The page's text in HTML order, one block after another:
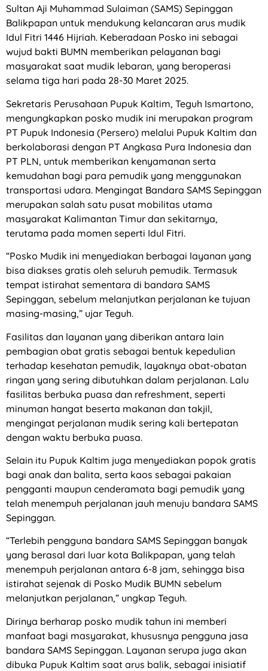
Sultan Aji Muhammad Sulaiman (SAMS) Sepinggan
Balikpapan untuk mendukung kelancaran arus mudik
Idul Fitri 1446 Hijriah. Keberadaan Posko ini sebagai
wujud bakti BUMN memberikan pelayanan bagi
masyarakat saat mudik lebaran, yang beroperasi
selama tiga hari pada 28-30 Maret 2025.
Sekretaris Perusahaan Pupuk Kaltim, Teguh Ismartono,
mengungkapkan posko mudik ini merupakan program
PT Pupuk Indonesia (Persero) melalui Pupuk Kaltim dan
berkolaborasi dengan PT Angkasa Pura Indonesia dan
PT PLN, untuk memberikan kenyamanan serta
kemudahan bagi para pemudik yang menggunakan
transportasi udara. Mengingat Bandara SAMS Sepinggan
merupakan salah satu pusat mobilitas utama
masyarakat Kalimantan Timur dan sekitarnya,
terutama pada momen seperti Idul Fitri.
“Posko Mudik ini menyediakan berbagai layanan yang
bisa diakses gratis oleh seluruh pemudik. Termasuk
tempat istirahat sementara di bandara SAMS
Sepinggan, sebelum melanjutkan perjalanan ke tujuan
masing-masing,” ujar Teguh.
Fasilitas dan layanan yang diberikan antara lain
pembagian obat gratis sebagai bentuk kepedulian
terhadap kesehatan pemudik, layaknya obat-obatan
ringan yang sering dibutuhkan dalam perjalanan. Lalu
fasilitas berbuka puasa dan refreshment, seperti
minuman hangat beserta makanan dan takjil,
mengingat perjalanan mudik sering kali bertepatan
dengan waktu berbuka puasa.
Selain itu Pupuk Kaltim juga menyediakan popok gratis
bagi anak dan balita, serta kaos sebagai pakaian
pengganti maupun cenderamata bagi pemudik yang
telah menempuh perjalanan jauh menuju bandara SAMS
Sepinggan.
“Terlebih pengguna bandara SAMS Sepinggan banyak
yang berasal dari luar kota Balikpapan, yang telah
menempuh perjalanan antara 6-8 jam, sehingga bisa
istirahat sejenak di Posko Mudik BUMN sebelum
melanjutkan perjalanan,” ungkap Teguh.
Dirinya berharap posko mudik tahun ini memberi
manfaat bagi masyarakat, khususnya pengguna jasa
bandara SAMS Sepinggan. Layanan serupa juga akan
dibuka Pupuk Kaltim saat arus balik, sebagai inisiatif